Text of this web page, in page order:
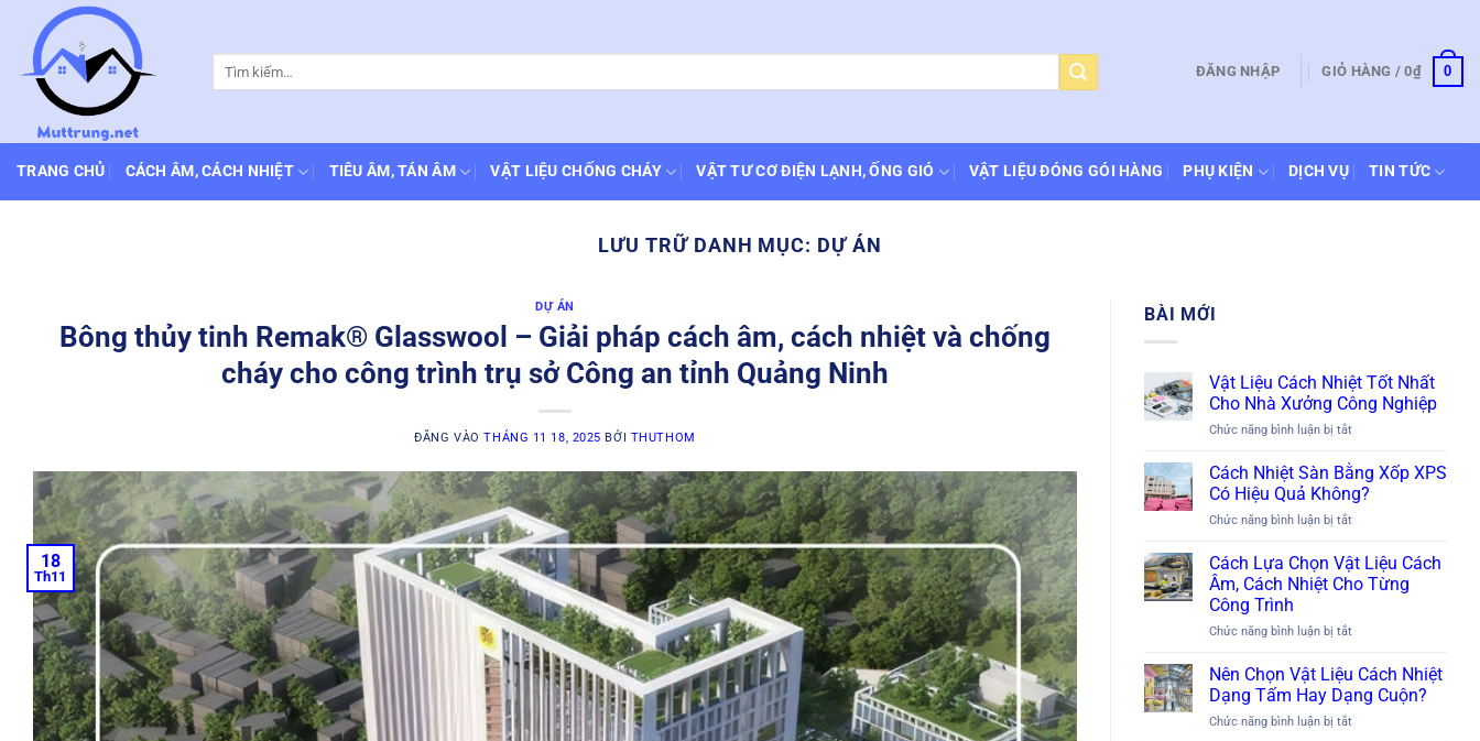
ĐĂNG NHẬP GIỎ HÀNG /0₫ 0
TRANG CHỦ CÁCH ÂM, CÁCH NHIỆT TIÊU ÂM, TÁN ÂM VẬT LIỆU CHỐNG CHÁY VẬT TƯ CƠ ĐIỆN LẠNH, ỐNG GIÓ VẬT LIỆU ĐÓNG GÓI HÀNG PHỤ KIỆN DỊCH VỤ TIN TỨC
LƯU TRỮ DANH MỤC: DỰ ÁN
DỰ ÁN
Bông thủy tinh Remak® Glasswool – Giải pháp cách âm, cách nhiệt và chống
cháy cho công trình trụ sở Công an tỉnh Quảng Ninh
ĐĂNG VÀOTHÁNG 11 18, 2025 BỞI THUTHOM
18
Th11
BÀI MỚI
Vật Liệu Cách Nhiệt Tốt Nhất
Cho Nhà Xưởng Công Nghiệp
Chức năng bình luận bị tắtở
Liệu
Cách
Nhiệt
Tốt
Cho
Nhà
Nghiệp
Cách Nhiệt Sàn Bằng Xốp XPS
Có Hiệu Quả Không?
Chức năng bình luận bị tắtở
Nhiệt
Sàn
Bằng
XPS
Hiệu
Không?
Cách Lựa Chọn Vật Liệu Cách
Âm, Cách Nhiệt Cho Từng
Công Trình
Chức năng bình luận bị tắtở
Lựa
Vật
Liệu
Nên Chọn Vật Liệu Cách Nhiệt
Dạng Tấm Hay Dạng Cuộn?
Chức năng bình luận bị tắtở